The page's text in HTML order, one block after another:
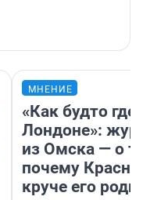
МНЕНИЕ
«Как будто
Лондоне»:
из Омска — о
почему
круче его